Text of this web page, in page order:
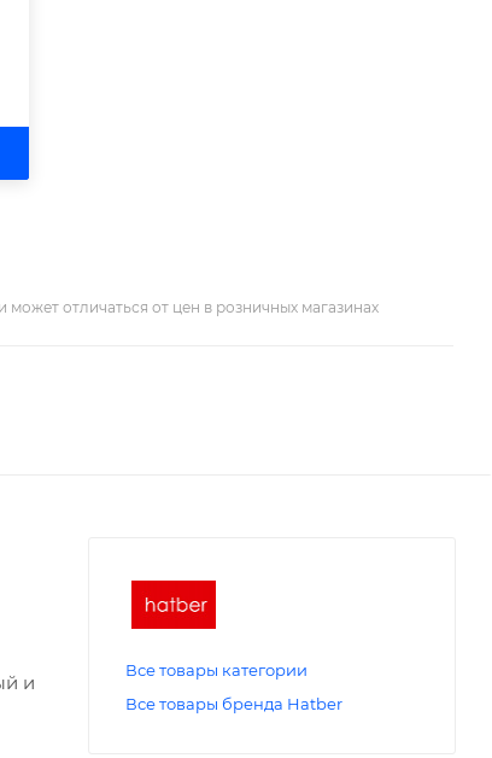
отличаться от цен в розничных магазинах
и
Все товары категории
Все товары бренда Hatber